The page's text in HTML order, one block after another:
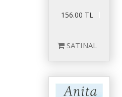
156.00 TL
SATINAL